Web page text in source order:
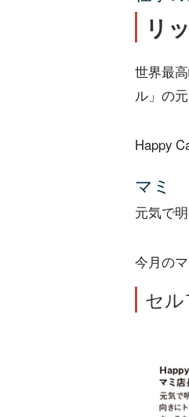
リ
世界最
ル」の
Happy
マミ
元気で
今月の
セ